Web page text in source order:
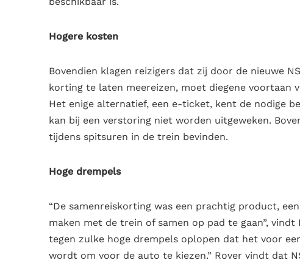
Hogere kosten
Bovendien klagen reizigers dat zij door de nieuwe
korting te laten meereizen, moet diegene voortaan
Het enige alternatief, een e-ticket, kent de nodige
kan bij een verstoring niet worden uitgeweken.
tijdens spitsuren in de trein bevinden.
Hoge drempels
“De samenreiskorting was een prachtig product,
maken met de trein of samen op pad te gaan”,
tegen zulke hoge drempels oplopen dat het voor
wordt om voor de auto te kiezen.” Rover vindt dat